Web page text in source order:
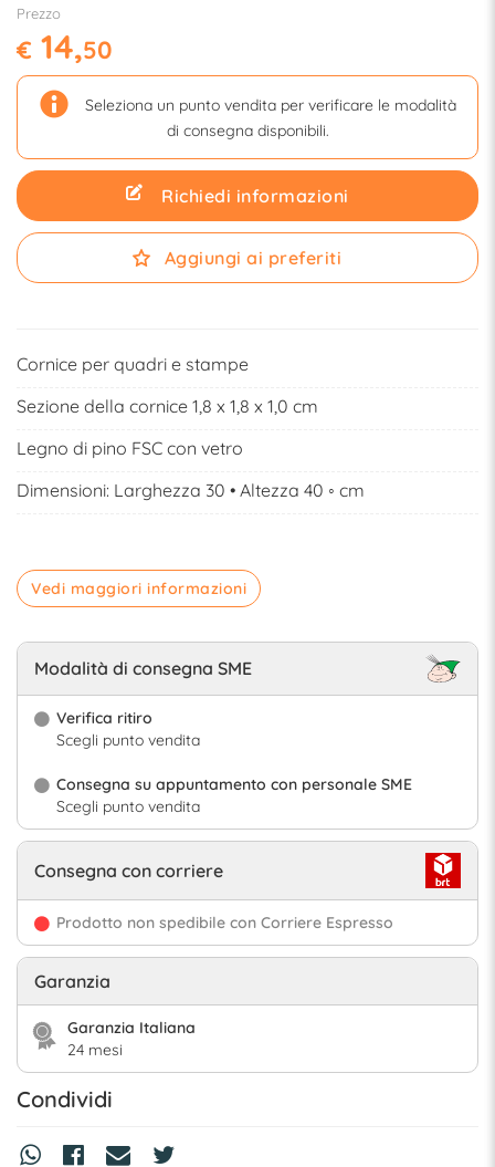
Prezzo
€ 14,50
Seleziona un punto vendita per verificare le modalità
di consegna disponibili.
Richiedi informazioni
Aggiungi ai preferiti
Cornice per quadri e stampe
Sezione della cornice 1,8 x 1,8 x 1,0 cm
Legno di pino FSC con vetro
Dimensioni: Larghezza 30 • Altezza 40 ◦ cm
Vedi maggiori informazioni
Modalità di consegna SME
Verifica ritiro
Scegli punto vendita
Consegna su appuntamento con personale SME
Scegli punto vendita
Consegna con corriere
Prodotto non spedibile con Corriere Espresso
Garanzia
Garanzia Italiana
24 mesi
Condividi